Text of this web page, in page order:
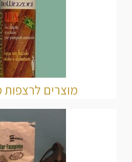
מוצרים לרצפות